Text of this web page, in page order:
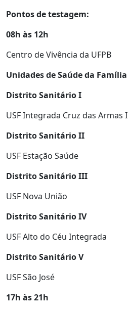
Pontos de testagem:
08h às 12h
Centro de Vivência da UFPB
Unidades de Saúde da Família
Distrito Sanitário I
USF Integrada Cruz das Armas I
Distrito Sanitário II
USF Estação Saúde
Distrito Sanitário III
USF Nova União
Distrito Sanitário IV
USF Alto do Céu Integrada
Distrito Sanitário V
USF São José
17h às 21h